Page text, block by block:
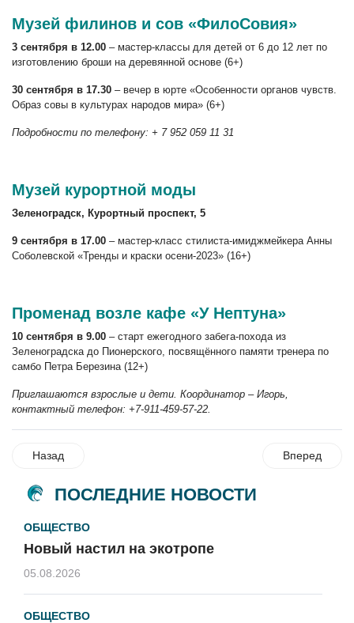
Музей филинов и сов «ФилоСовия»
3 сентября в 12.00 – мастер-классы для детей от 6 до 12 лет по
изготовлению броши на деревянной основе (6+)
30 сентября в 17.30 – вечер в юрте «Особенности органов чувств.
Образ совы в культурах народов мира» (6+)
Подробности по телефону: + 7 952 059 11 31
Музей курортной моды
Зеленоградск, Курортный проспект, 5
9 сентября в 17.00 – мастер-класс стилиста-имиджмейкера Анны
Соболевской «Тренды и краски осени-2023» (16+)
Променад возле кафе «У Нептуна»
10 сентября в 9.00 – старт ежегодного забега-похода из
Зеленоградска до Пионерского, посвящённого памяти тренера по
самбо Петра Березина (12+)
Приглашаются взрослые и дети. Координатор – Игорь,
контактный телефон: +7-911-459-57-22.
Назад Вперед
ПОСЛЕДНИЕ НОВОСТИ
ОБЩЕСТВО
Новый настил на экотропе
05.08.2026
ОБЩЕСТВО